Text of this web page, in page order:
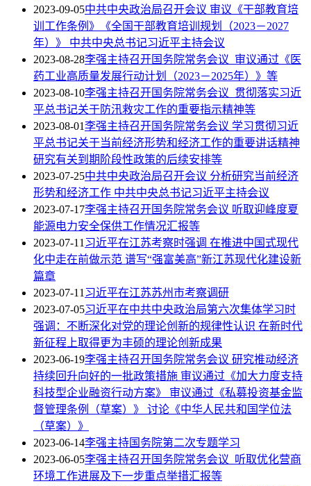
2023-09-05中共中央政治局召开会议 审议《干部教育培
训工作条例》《全国干部教育培训规划（2023－2027
年）》 中共中央总书记习近平主持会议
2023-08-28李强主持召开国务院常务会议 审议通过《医
药工业高质量发展行动计划（2023－2025年）》等
2023-08-10李强主持召开国务院常务会议 贯彻落实习近
平总书记关于防汛救灾工作的重要指示精神等
2023-08-01李强主持召开国务院常务会议 学习贯彻习近
平总书记关于当前经济形势和经济工作的重要讲话精神
研究有关到期阶段性政策的后续安排等
2023-07-25中共中央政治局召开会议 分析研究当前经济
形势和经济工作 中共中央总书记习近平主持会议
2023-07-17李强主持召开国务院常务会议 听取迎峰度夏
能源电力安全保供工作情况汇报等
2023-07-11习近平在江苏考察时强调 在推进中国式现代
化中走在前做示范 谱写“强富美高”新江苏现代化建设新
篇章
2023-07-11习近平在江苏苏州市考察调研
2023-07-05习近平在中共中央政治局第六次集体学习时
强调：不断深化对党的理论创新的规律性认识 在新时代
新征程上取得更为丰硕的理论创新成果
2023-06-19李强主持召开国务院常务会议 研究推动经济
持续回升向好的一批政策措施 审议通过《加大力度支持
科技型企业融资行动方案》 审议通过《私募投资基金监
督管理条例（草案）》 讨论《中华人民共和国学位法
（草案）》
2023-06-14李强主持国务院第二次专题学习
2023-06-05李强主持召开国务院常务会议 听取优化营商
环境工作进展及下一步重点举措汇报等